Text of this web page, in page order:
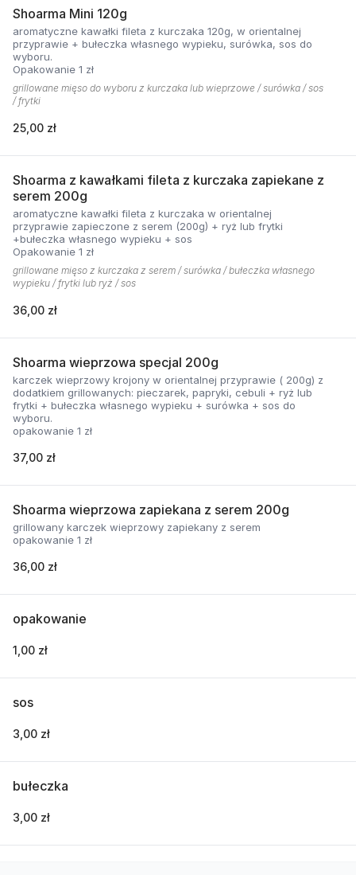
Shoarma Mini 120g
aromatyczne kawałki fileta z kurczaka 120g, w orientalnej
przyprawie + bułeczka własnego wypieku, surówka, sos do
wyboru.
Opakowanie 1 zł
grillowane mięso do wyboru z kurczaka lub wieprzowe / surówka / sos
/ frytki
25,00 zł
Shoarma z kawałkami fileta z kurczaka zapiekane z
serem 200g
aromatyczne kawałki fileta z kurczaka w orientalnej
przyprawie zapieczone z serem (200g) + ryż lub frytki
+bułeczka własnego wypieku + sos
Opakowanie 1 zł
grillowane mięso z kurczaka z serem / surówka / bułeczka własnego
wypieku / frytki lub ryż / sos
36,00 zł
Shoarma wieprzowa specjal 200g
karczek wieprzowy krojony w orientalnej przyprawie ( 200g) z
dodatkiem grillowanych: pieczarek, papryki, cebuli + ryż lub
frytki + bułeczka własnego wypieku + surówka + sos do
wyboru.
opakowanie 1 zł
37,00 zł
Shoarma wieprzowa zapiekana z serem 200g
grillowany karczek wieprzowy zapiekany z serem
opakowanie 1 zł
36,00 zł
opakowanie
1,00 zł
sos
3,00 zł
bułeczka
3,00 zł